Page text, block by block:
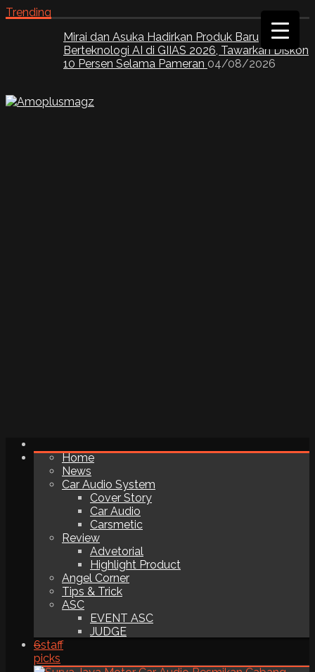
Trending
Berteknologi AI di GIIAS 2026, Tawarkan Diskon
GIIAS 2026: Alpine Style Boyong Body Kit
Jimny 3 Door, Mobile Tech Andalkan Head Unit
Karaoke Mulai Rp3,2 Juta04/08/2026
Home
News
Car Audio System
Cover Story
Car Audio
Carsmetic
Review
Advetorial
Highlight Product
Angel Corner
Tips & Trick
ASC
EVENT ASC
JUDGE
6staff
picks